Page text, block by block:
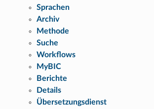
Sprachen
Archiv
Methode
Suche
Workflows
MyBIC
Berichte
Details
Übersetzungsdienst